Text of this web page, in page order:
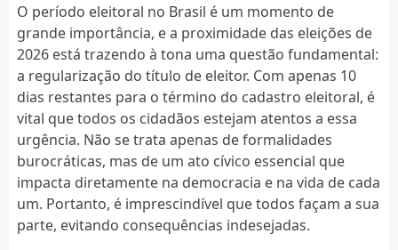
O período eleitoral no Brasil é um momento de
grande importância, e a proximidade das eleições de
2026 está trazendo à tona uma questão fundamental:
a regularização do título de eleitor. Com apenas 10
dias restantes para o término do cadastro eleitoral, é
vital que todos os cidadãos estejam atentos a essa
urgência. Não se trata apenas de formalidades
burocráticas, mas de um ato cívico essencial que
impacta diretamente na democracia e na vida de cada
um. Portanto, é imprescindível que todos façam a sua
parte, evitando consequências indesejadas.